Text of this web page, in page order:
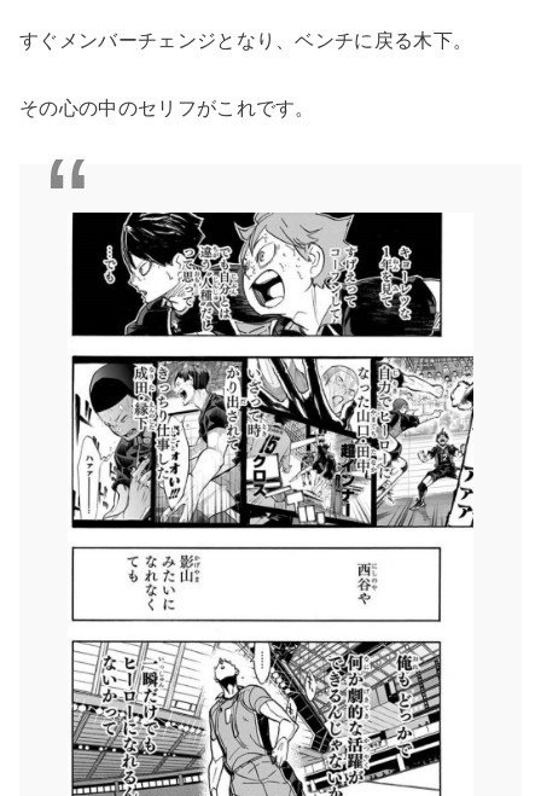
すぐメンバーチェンジとなり、ベンチに戻る木下。
その心の中のセリフがこれです。